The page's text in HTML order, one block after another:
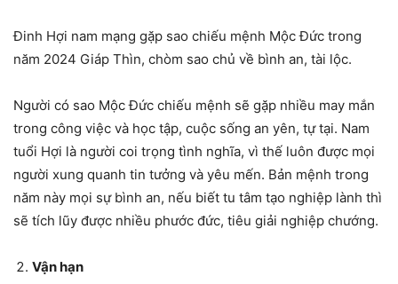
Đinh Hợi nam mạng gặp sao chiếu mệnh Mộc Đức trong
năm 2024 Giáp Thìn, chòm sao chủ về bình an, tài lộc.
Người có sao Mộc Đức chiếu mệnh sẽ gặp nhiều may mắn
trong công việc và học tập, cuộc sống an yên, tự tại. Nam
tuổi Hợi là người coi trọng tình nghĩa, vì thế luôn được mọi
người xung quanh tin tưởng và yêu mến. Bản mệnh trong
năm này mọi sự bình an, nếu biết tu tâm tạo nghiệp lành thì
sẽ tích lũy được nhiều phước đức, tiêu giải nghiệp chướng.
Vận hạn